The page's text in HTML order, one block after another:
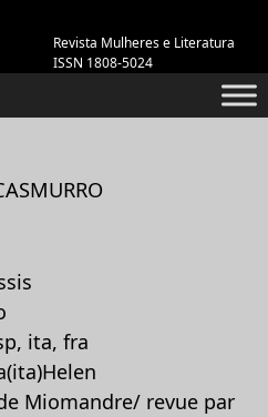
Revista Mulheres e Literatura
ISSN 1808-5024
ita, fra
Miomandre/ revue par